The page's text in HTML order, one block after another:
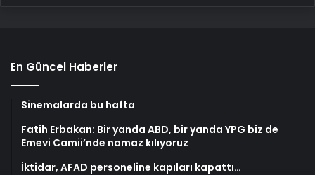
En Güncel Haberler
Sinemalarda bu hafta
Fatih Erbakan: Bir yanda ABD, bir yanda YPG biz de
Emevi Camii’nde namaz kılıyoruz
İktidar, AFAD personeline kapıları kapattı…